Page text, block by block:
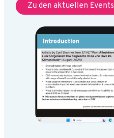
Zu den aktuellen Events